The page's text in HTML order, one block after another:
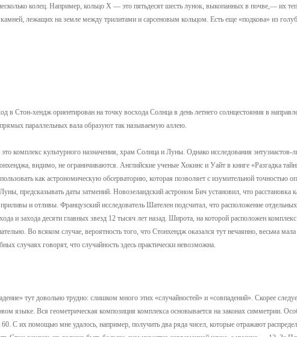
колец. Например, кольцо X — это пятьдесят шесть лунок, выкопанных в почве,— их
лежащих на земле между трилитами и сарсеновым кольцом. Есть еще «подкова» из
в Стон-хендж ориентирован на точку восхода Солнца в день летнего солнцестояния в
параллельных вала образуют так называемую аллею.
комплекс культурного назначения, храм Солнца и Луны. Однако исследования энтузиастов-
видимо, не ограничиваются. Английские ученые Хокинс и Уайт в книге «Разгадка
как астрономическую обсерваторию, которая позволяет с изумительной точностью
предсказывать даты затмений. Новозеландский астроном Бич установил, что расстановка
и отливы. Французский исследователь Шателен подсчитал, что расположение
и захода десяти главных звезд 12 тысяч лет назад. Широта, на которой расположен
Во всяком случае, вероятность того, что Стонхендж оказался тут нечаянно, весьма
случаях говорят, что случайность здесь практически невозможна.
тут довольно трудно: слишком много этих «случайностей» и «совпадений». Скорее
языке. Вся геометрическая композиция комплекса основывается на законах симметрии.
С их помощью мне удалось, например, получить два ряда чисел, которые отражают